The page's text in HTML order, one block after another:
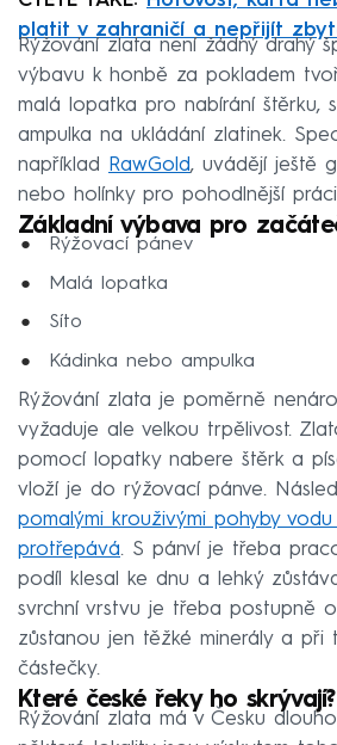
platit v zahraničí a nepřijít
Rýžování zlata není žádný drahý
výbavu k honbě za pokladem
malá lopatka pro nabírání štěrku,
ampulka na ukládání zlatinek.
například
RawGold, uvádějí ještě
nebo holínky pro pohodlnější
Základní výbava pro
Rýžovací pánev
Malá lopatka
Síto
Kádinka nebo ampulka
Rýžování zlata je poměrně
vyžaduje ale velkou trpělivost.
pomocí lopatky nabere štěrk a
vloží je do rýžovací pánve.
pomalými krouživými pohyby vodu
protřepává. S pánví je třeba
podíl klesal ke dnu a lehký
svrchní vrstvu je třeba postupně
zůstanou jen těžké minerály a při
částečky.
Které české řeky ho skrývají?
Rýžování zlata má v Česku